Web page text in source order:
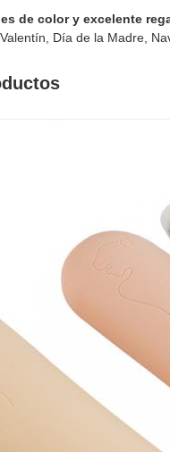
de color y excelente
Día de la Madre,